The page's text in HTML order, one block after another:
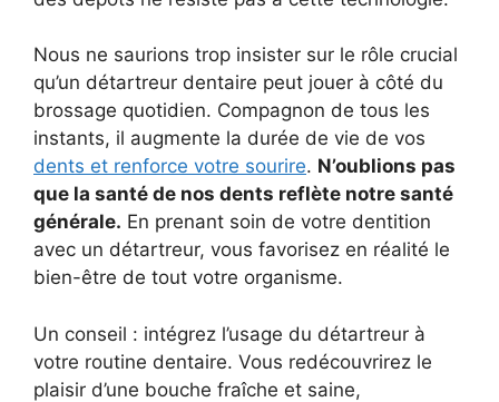
Nous ne saurions trop insister sur le rôle crucial
qu’un détartreur dentaire peut jouer à côté du
brossage quotidien. Compagnon de tous les
instants, il augmente la durée de vie de vos
dents et renforce votre sourire. N’oublions pas
que la santé de nos dents reflète notre santé
générale. En prenant soin de votre dentition
avec un détartreur, vous favorisez en réalité le
bien-être de tout votre organisme.
Un conseil : intégrez l’usage du détartreur à
votre routine dentaire. Vous redécouvrirez le
plaisir d’une bouche fraîche et saine,